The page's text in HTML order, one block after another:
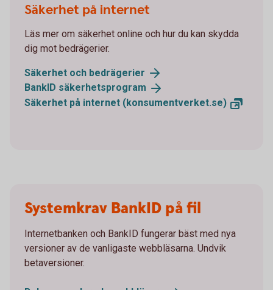
Säkerhet på internet
Läs mer om säkerhet online och hur du kan skydda
dig mot bedrägerier.
Säkerhet och bedrägerier
BankID säkerhetsprogram
Säkerhet på internet (konsumentverket.se)
Systemkrav BankID på fil
Internetbanken och BankID fungerar bäst med nya
versioner av de vanligaste webbläsarna. Undvik
betaversioner.